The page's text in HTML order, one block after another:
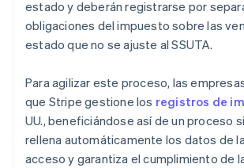
estado y deberán registrarse por
obligaciones del impuesto sobre las
estado que no se ajuste al SSUTA.
Para agilizar este proceso, las
que Stripe gestione los registros de
UU., beneficiándose así de un proceso
rellena automáticamente los datos de
acceso y garantiza el cumplimiento de